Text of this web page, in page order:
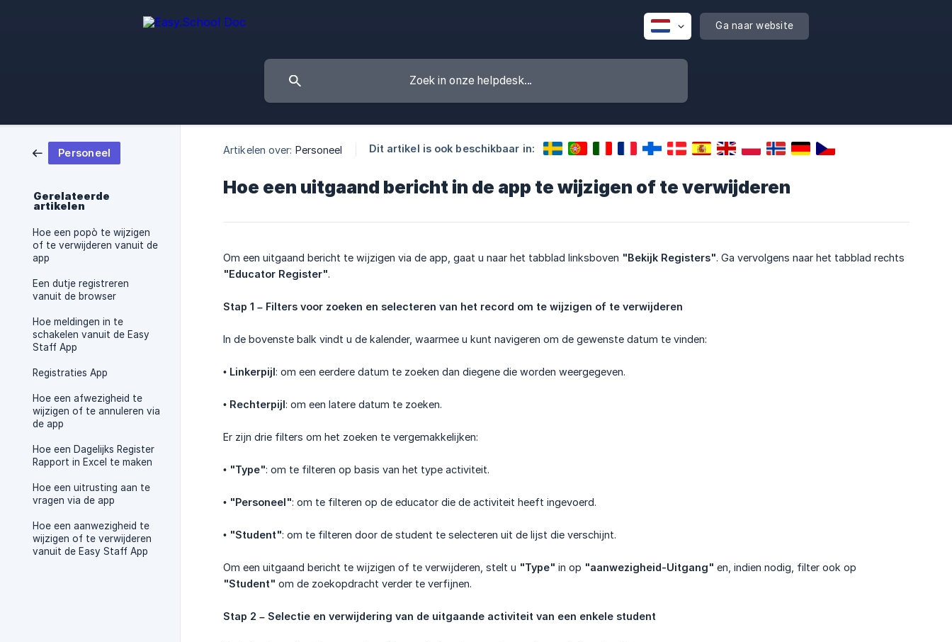
Ga naar website
Personeel
Gerelateerde
artikelen
Hoe een popò te wijzigen
of te verwijderen vanuit de
app
Een dutje registreren
vanuit de browser
Hoe meldingen in te
schakelen vanuit de Easy
Staff App
Registraties App
Hoe een afwezigheid te
wijzigen of te annuleren via
de app
Hoe een Dagelijks Register
Rapport in Excel te maken
Hoe een uitrusting aan te
vragen via de app
Hoe een aanwezigheid te
wijzigen of te verwijderen
vanuit de Easy Staff App
Artikelen over: Personeel Dit artikel is ook beschikbaar in:
Hoe een uitgaand bericht in de app te wijzigen of te verwijderen
Om een uitgaand bericht te wijzigen via de app, gaat u naar het tabblad linksboven "Bekijk Registers". Ga vervolgens naar het tabblad rechts
"Educator Register".
Stap 1 – Filters voor zoeken en selecteren van het record om te wijzigen of te verwijderen
In de bovenste balk vindt u de kalender, waarmee u kunt navigeren om de gewenste datum te vinden:
• Linkerpijl: om een eerdere datum te zoeken dan diegene die worden weergegeven.
• Rechterpijl: om een latere datum te zoeken.
Er zijn drie filters om het zoeken te vergemakkelijken:
• "Type": om te filteren op basis van het type activiteit.
• "Personeel": om te filteren op de educator die de activiteit heeft ingevoerd.
• "Student": om te filteren door de student te selecteren uit de lijst die verschijnt.
Om een uitgaand bericht te wijzigen of te verwijderen, stelt u "Type" in op "aanwezigheid-Uitgang" en, indien nodig, filter ook op
"Student" om de zoekopdracht verder te verfijnen.
Stap 2 – Selectie en verwijdering van de uitgaande activiteit van een enkele student